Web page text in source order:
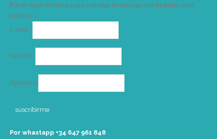
Puede usar el enlace para cancelar la suscripción incluido en el
boletín. >
E-mail*
Nombre
Apellidos
Por whastapp +34 ‭647 961 848‬